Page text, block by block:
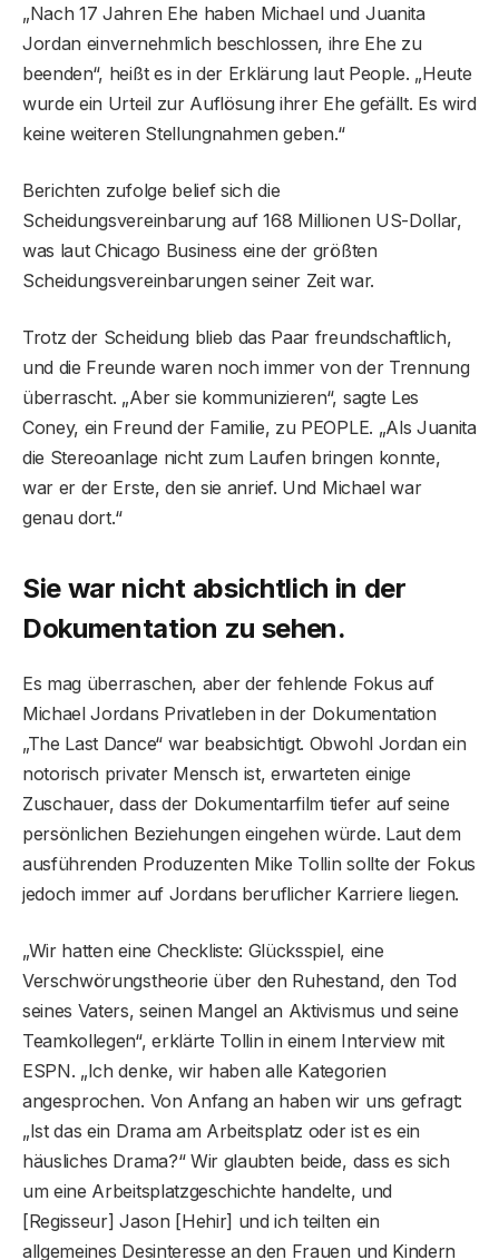
„Nach 17 Jahren Ehe haben Michael und Juanita
Jordan einvernehmlich beschlossen, ihre Ehe zu
beenden“, heißt es in der Erklärung laut People. „Heute
wurde ein Urteil zur Auflösung ihrer Ehe gefällt. Es wird
keine weiteren Stellungnahmen geben.“
Berichten zufolge belief sich die
Scheidungsvereinbarung auf 168 Millionen US-Dollar,
was laut Chicago Business eine der größten
Scheidungsvereinbarungen seiner Zeit war.
Trotz der Scheidung blieb das Paar freundschaftlich,
und die Freunde waren noch immer von der Trennung
überrascht. „Aber sie kommunizieren“, sagte Les
Coney, ein Freund der Familie, zu PEOPLE. „Als Juanita
die Stereoanlage nicht zum Laufen bringen konnte,
war er der Erste, den sie anrief. Und Michael war
genau dort.“
Sie war nicht absichtlich in der
Dokumentation zu sehen.
Es mag überraschen, aber der fehlende Fokus auf
Michael Jordans Privatleben in der Dokumentation
„The Last Dance“ war beabsichtigt. Obwohl Jordan ein
notorisch privater Mensch ist, erwarteten einige
Zuschauer, dass der Dokumentarfilm tiefer auf seine
persönlichen Beziehungen eingehen würde. Laut dem
ausführenden Produzenten Mike Tollin sollte der Fokus
jedoch immer auf Jordans beruflicher Karriere liegen.
„Wir hatten eine Checkliste: Glücksspiel, eine
Verschwörungstheorie über den Ruhestand, den Tod
seines Vaters, seinen Mangel an Aktivismus und seine
Teamkollegen“, erklärte Tollin in einem Interview mit
ESPN. „Ich denke, wir haben alle Kategorien
angesprochen. Von Anfang an haben wir uns gefragt:
„Ist das ein Drama am Arbeitsplatz oder ist es ein
häusliches Drama?“ Wir glaubten beide, dass es sich
um eine Arbeitsplatzgeschichte handelte, und
[Regisseur] Jason [Hehir] und ich teilten ein
allgemeines Desinteresse an den Frauen und Kindern